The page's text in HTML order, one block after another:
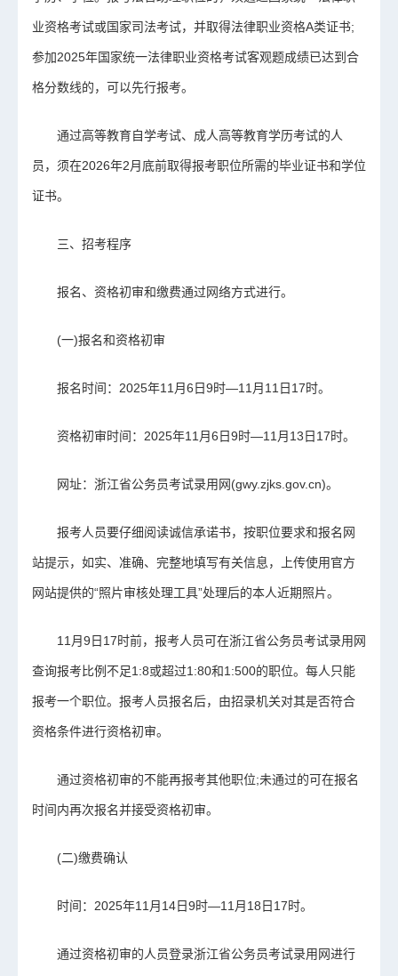
业资格考试或国家司法考试，并取得法律职业资格A类证书;
参加2025年国家统一法律职业资格考试客观题成绩已达到合
格分数线的，可以先行报考。
通过高等教育自学考试、成人高等教育学历考试的人
员，须在2026年2月底前取得报考职位所需的毕业证书和学位
证书。
三、招考程序
报名、资格初审和缴费通过网络方式进行。
(一)报名和资格初审
报名时间：2025年11月6日9时—11月11日17时。
资格初审时间：2025年11月6日9时—11月13日17时。
网址：浙江省公务员考试录用网(gwy.zjks.gov.cn)。
报考人员要仔细阅读诚信承诺书，按职位要求和报名网
站提示，如实、准确、完整地填写有关信息，上传使用官方
网站提供的“照片审核处理工具”处理后的本人近期照片。
11月9日17时前，报考人员可在浙江省公务员考试录用网
查询报考比例不足1:8或超过1:80和1:500的职位。每人只能
报考一个职位。报考人员报名后，由招录机关对其是否符合
资格条件进行资格初审。
通过资格初审的不能再报考其他职位;未通过的可在报名
时间内再次报名并接受资格初审。
(二)缴费确认
时间：2025年11月14日9时—11月18日17时。
通过资格初审的人员登录浙江省公务员考试录用网进行